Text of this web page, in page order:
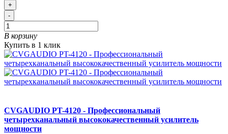
+
-
В корзину
Купить в 1 клик
CVGAUDIO PT-4120 - Профессиональный
четырехканальный высококачественный усилитель
мощности